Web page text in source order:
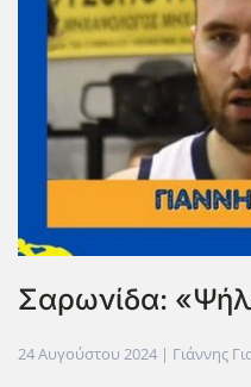
Σαρωνίδα:
24 Αυγούστου 2024 | Γιάννης